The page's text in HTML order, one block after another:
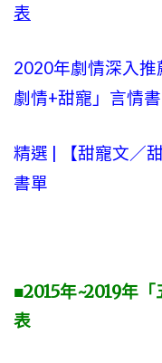
表
2020年劇情深入
劇情+甜寵」言情
精選 | 【甜寵文／
書單
■2015年~2019年
表